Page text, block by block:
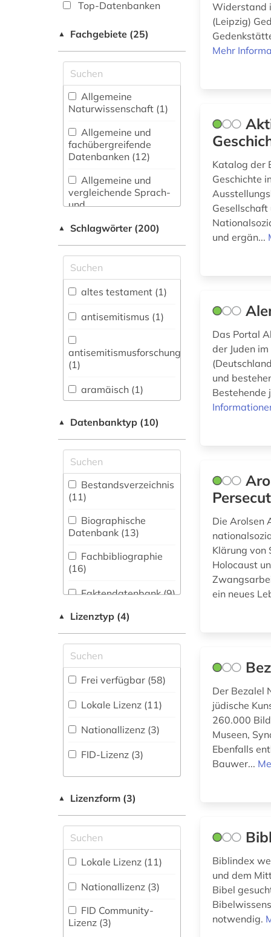
Top-Datenbanken
▲ Fachgebiete (25)
Allgemeine
Naturwissenschaft (1)
Allgemeine und
fachübergreifende
Datenbanken (12)
Allgemeine und
vergleichende Sprach-
und
Indogermanistik.
Sprachen und
Literaturen (4)
Archäologie (3)
Asienkunde (1)
Buch- und
Informationswissenschaft
(7)
Ethnologie (4)
Germanistik.
Niederlandistik.
Skandinavistik (3)
Geschichte (55)
Handschriftenkunde
(5)
Jüdische Studien
(79)
Klassische
Byzantinistik.
Neugriechische
Philologie. Neulatein (1)
Kunstgeschichte (5)
Medien- und
Kommunikationswissenschaften,
Kommunikationsdesign (3)
Medizin (1)
Musikwissenschaft
Osteuropa-Studien
(19)
Slavistik (1)
▲ Schlagwörter (200)
altes testament (1)
antisemitismus (1)
antisemitismusforschung
(1)
aramäisch (1)
arisierung (1)
arzt (1)
asien-afrika-
wissenschaft (1)
aufsatz (1)
(1)
literatur (1)
bayern (1)
berlin (1)
beutekunst (2)
1960 (1)
bildliche darstellung
(1)
biografie (1)
biographie (4)
brauchtum (1)
buch (1)
christentum (1)
▲ Datenbanktyp (10)
Bestandsverzeichnis
(11)
Biographische
Datenbank (13)
Fachbibliographie
(16)
Faktendatenbank (9)
National-,
(4)
Portal (11)
Sammlung Nicht-
Textueller-Materialien
Volltextdatenbank
(23)
Wörterbuch,
Nachschlagwerk (19
Zeitung (2)
▲ Lizenztyp (4)
Frei verfügbar (58)
Lokale Lizenz (11)
Nationallizenz (3)
FID-Lizenz (3)
▲ Lizenzform (3)
Lokale Lizenz (11)
Nationallizenz (3)
FID Community-
Lizenz (3)
Widerstand
(Leipzig)
Mehr
Katalog der
Geschichte
und ergän...
Das Portal
der Juden
und
Bestehende
Die Arolsen
Klärung von
Holocaust
ein neues
Der Bezalel
jüdische
260.000
Museen,
Ebenfalls
Bauwer...
Biblindex
und dem
Bibel
notwendig.